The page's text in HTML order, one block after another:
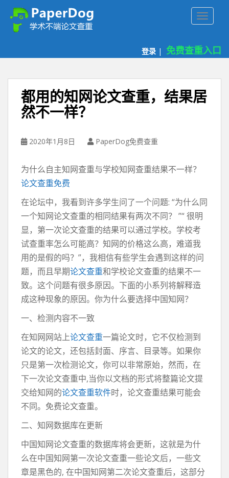
登录 | 免费查重入口
都用的知网论文查重，结果居
然不一样？
2020年1月8日 PaperDog免费查重
为什么自主知网查重与学校知网查重结果不一样？
论文查重免费
在论坛中，我看到许多学生问了一个问题: “为什么同
一个知网论文查重的相同结果有两次不同？ ”“ 很明
显，第一次论文查重的结果可以通过学校。学校考
试查重率怎么可能高？知网的价格这么高，难道我
用的是假的吗？”，我相信有些学生会遇到这样的问
题，而且早期论文查重和学校论文查重的结果不一
致。这个问题有很多原因。下面的小系列将解释造
成这种现象的原因。你为什么要选择中国知网？
一、检测内容不一致
在知网网站上论文查重一篇论文时，它不仅检测到
论文的论文，还包括封面、序言、目录等。如果你
只是第一次检测论文，你可以非常原始，然而，在
下一次论文查重中,当你以文档的形式将整篇论文提
交给知网的论文查重软件时，论文查重结果可能会
不同。免费论文查重。
二、知网数据库在更新
中国知网论文查重的数据库将会更新，这就是为什
么在中国知网第一次论文查重一些论文后，一些文
章是黑色的, 在中国知网第二次论文查重后，这部分